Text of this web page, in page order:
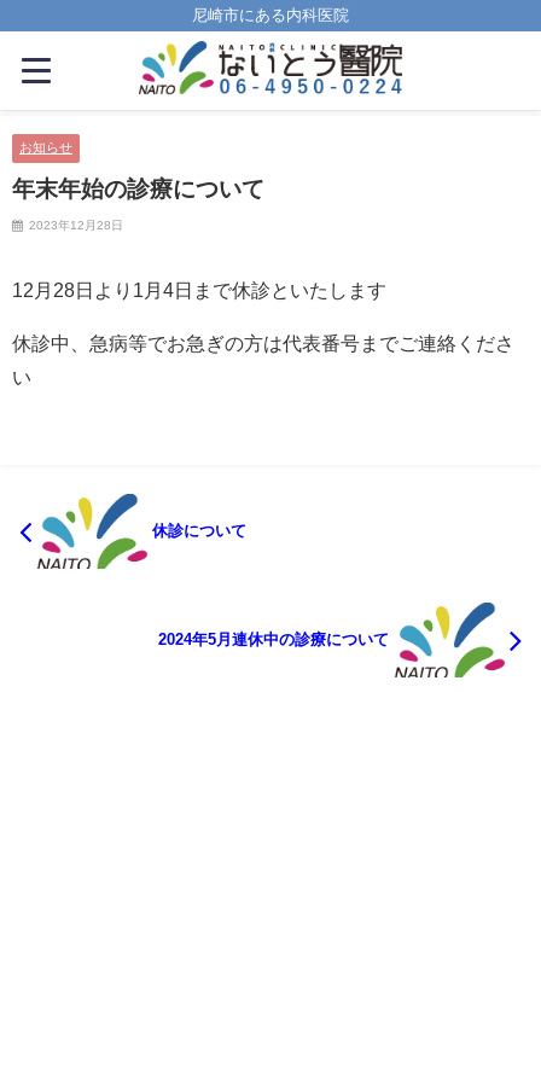
尼崎市にある内科医院
お知らせ
年末年始の診療について
2023年12月28日
12月28日より1月4日まで休診といたします
休診中、急病等でお急ぎの方は代表番号までご連絡くださ
い
休診について
2024年5月連休中の診療について